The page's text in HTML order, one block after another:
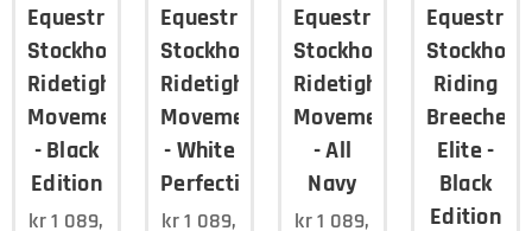
Equestrian
Stockholm
Ridetights
Movement
- Black
Edition
kr1 089,
Equestrian
Stockholm
Ridetights
Movement
- White
Perfection
kr1 089,
Equestrian
Stockholm
Ridetights
Movement
- All
Navy
kr1 089,
Stockholm
Riding
Breeches
Elite -
Black
Edition